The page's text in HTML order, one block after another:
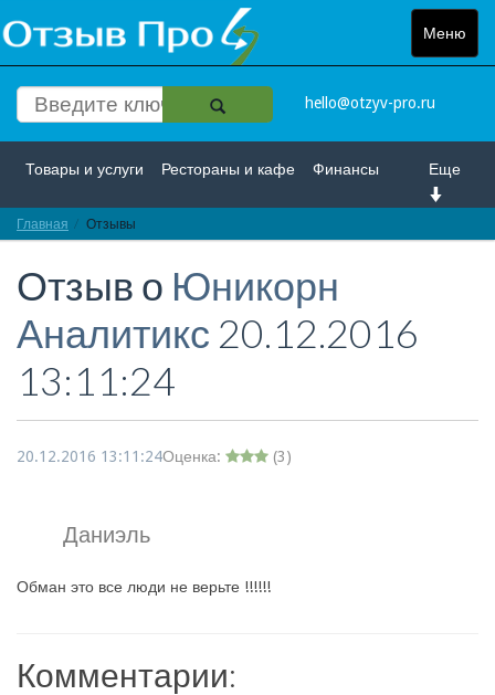
Меню
Toggle
hello@otzyv-pro.ru
Еще
Товары и услуги Рестораны и кафе Финансы
Красота и здоровье
Интернет Путешествие и отдых Транспорт
Недвижимость Работа Гос. учреждения
Личности Логистика
Главная Отзывы
Отзыв о Юникорн
Аналитикс 20.12.2016
13:11:24
20.12.2016 13:11:24Оценка: (3)
Даниэль
Обман это все люди не верьте !!!!!!
Комментарии: